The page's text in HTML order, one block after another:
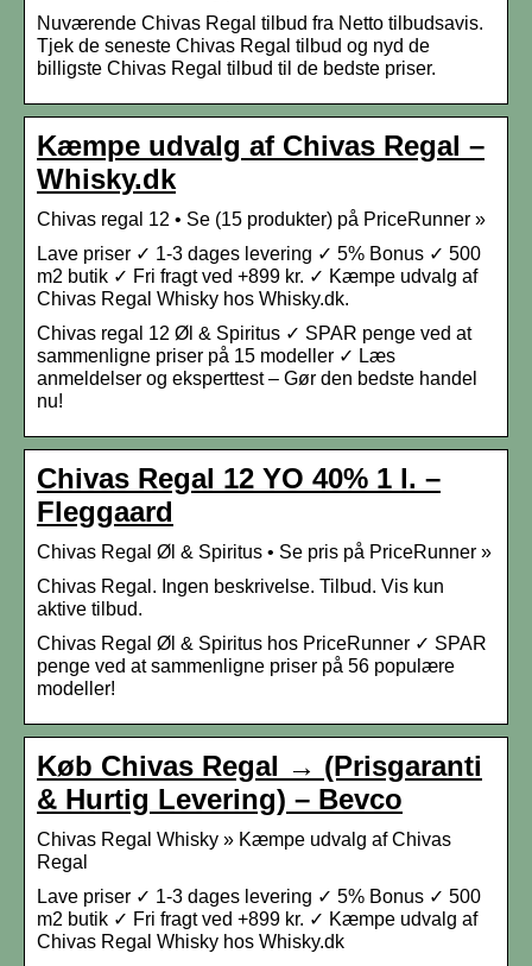
Nuværende Chivas Regal tilbud fra Netto tilbudsavis.
Tjek de seneste Chivas Regal tilbud og nyd de
billigste Chivas Regal tilbud til de bedste priser.
Kæmpe udvalg af Chivas Regal –
Whisky.dk
Chivas regal 12 • Se (15 produkter) på PriceRunner »
Lave priser ✓ 1-3 dages levering ✓ 5% Bonus ✓ 500
m2 butik ✓ Fri fragt ved +899 kr. ✓ Kæmpe udvalg af
Chivas Regal Whisky hos Whisky.dk.
Chivas regal 12 Øl & Spiritus ✓ SPAR penge ved at
sammenligne priser på 15 modeller ✓ Læs
anmeldelser og eksperttest – Gør den bedste handel
nu!
Chivas Regal 12 YO 40% 1 l. –
Fleggaard
Chivas Regal Øl & Spiritus • Se pris på PriceRunner »
Chivas Regal. Ingen beskrivelse. Tilbud. Vis kun
aktive tilbud.
Chivas Regal Øl & Spiritus hos PriceRunner ✓ SPAR
penge ved at sammenligne priser på 56 populære
modeller!
Køb Chivas Regal → (Prisgaranti
& Hurtig Levering) – Bevco
Chivas Regal Whisky » Kæmpe udvalg af Chivas
Regal
Lave priser ✓ 1-3 dages levering ✓ 5% Bonus ✓ 500
m2 butik ✓ Fri fragt ved +899 kr. ✓ Kæmpe udvalg af
Chivas Regal Whisky hos Whisky.dk